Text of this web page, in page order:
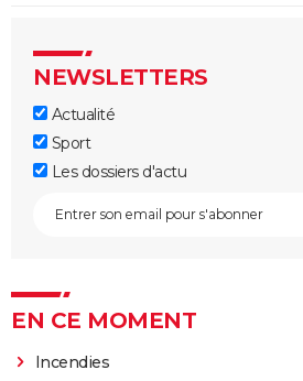
NEWSLETTERS
Actualité
Sport
Les dossiers d'actu
EN CE MOMENT
Incendies